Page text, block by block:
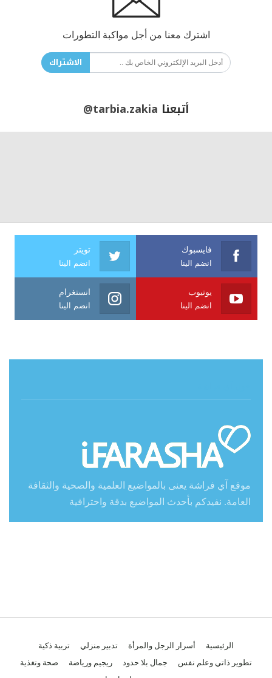
اشترك معنا من أجل مواكبة التطورات
الاشتراك
أتبعنا @tarbia.zakia
فايسبوك
انضم الينا
تويتر
انضم الينا
يوتيوب
انضم الينا
انستغرام
انضم الينا
موقع آي فراشة يعنى بالمواضيع العلمية والصحية والثقافة
العامة. نفيدكم بأحدث المواضيع بدقة واحترافية
الرئيسية أسرار الرجل والمرأة تدبير منزلي
تربية ذكية
تطوير ذاتي وعلم نفس
جمال بلا حدود ريجيم ورياضة
صحة وتغذية